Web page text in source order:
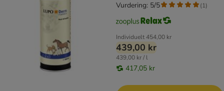
Individuelt454,00 kr
439,00 kr
439,00 kr / l
417,05 kr
Vurdering: 5/5 (1)